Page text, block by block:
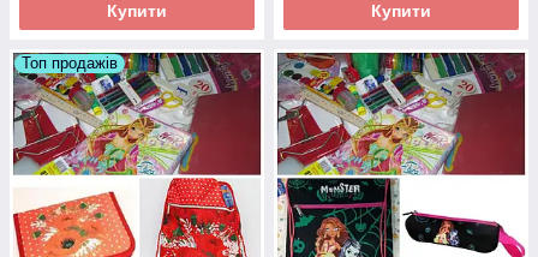
Купити Купити
Топ продажів